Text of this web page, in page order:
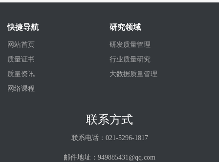
快捷导航
网站首页
质量证书
质量资讯
网络课程
研究领域
研发质量管理
行业质量研究
大数据质量管理
联系方式
联系电话：021-5296-1817
邮件地址：949885431@qq.com